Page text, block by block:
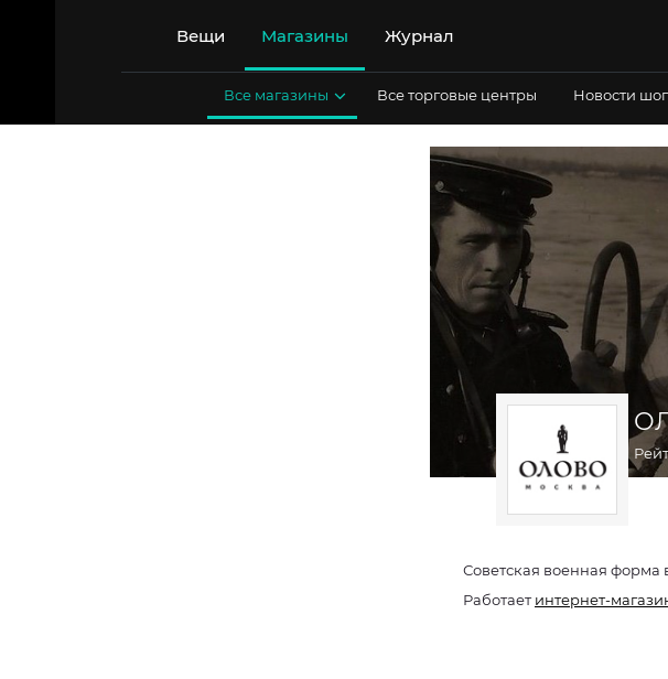
Вещи Магазины Журнал
Все магазины Все торговые центры Новости
Советская военная
Работаетинтернет-